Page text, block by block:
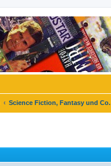
Science Fiction, Fantasy und Co.